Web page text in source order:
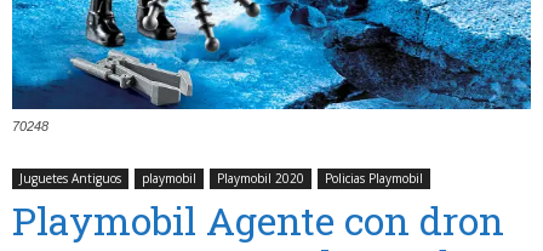
70248
Juguetes Antiguos playmobil Playmobil 2020 Policias Playmobil
Playmobil Agente con dron